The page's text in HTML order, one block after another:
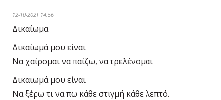
12-10-2021 14:56
Δικαίωμα
Δικαίωμά μου είναι
Να χαίρομαι να παίζω, να τρελένομαι
Δικαιωμά μου είναι
Να ξέρω τι να πω κάθε στιγμή κάθε λεπτό.